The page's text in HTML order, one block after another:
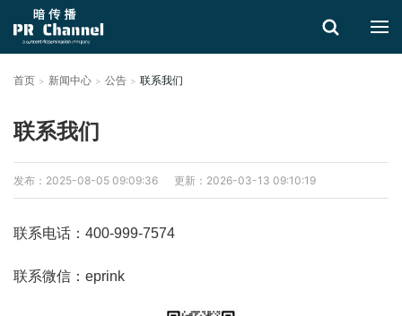
首页 新闻中心 公告 联系我们
联系我们
发布：2025-08-05 09:09:36 更新：2026-03-13 09:10:19
联系电话：400-999-7574
联系微信：eprink